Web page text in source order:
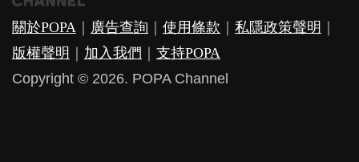
關於POPA ｜ 廣告查詢 ｜ 使用條款 ｜ 私隱政策聲明 ｜
版權聲明 ｜ 加入我們 ｜ 支持POPA
Copyright © 2026. POPA Channel